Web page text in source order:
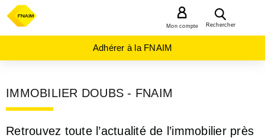
Rechercher
Mon compte
Adhérer à la FNAIM
IMMOBILIER DOUBS - FNAIM
Retrouvez toute l’actualité de l’immobilier près